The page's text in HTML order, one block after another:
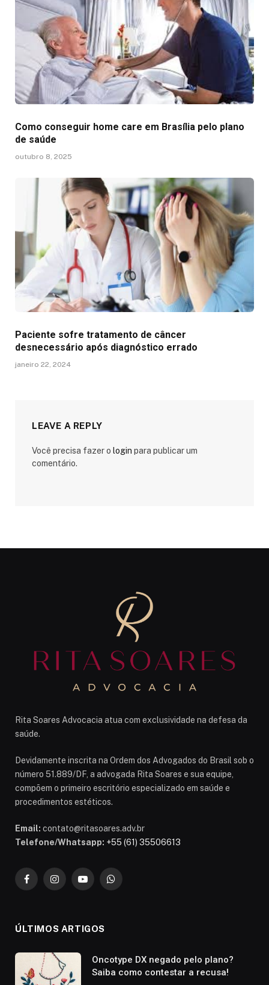
Como conseguir home care em Brasília pelo plano
de saúde
outubro 8, 2025
Paciente sofre tratamento de câncer
desnecessário após diagnóstico errado
janeiro 22, 2024
LEAVE A REPLY
Você precisa fazer o login para publicar um
comentário.
Rita Soares Advocacia atua com exclusividade na defesa da
saúde.
Devidamente inscrita na Ordem dos Advogados do Brasil sob o
número 51.889/DF, a advogada Rita Soares e sua equipe,
compõem o primeiro escritório especializado em saúde e
procedimentos estéticos.
Email: contato@ritasoares.adv.br
Telefone/Whatsapp: +55 (61) 35506613
FacebookInstagramYouTubeWhatsApp
ÚLTIMOS ARTIGOS
Oncotype DX negado pelo plano?
Saiba como contestar a recusa!